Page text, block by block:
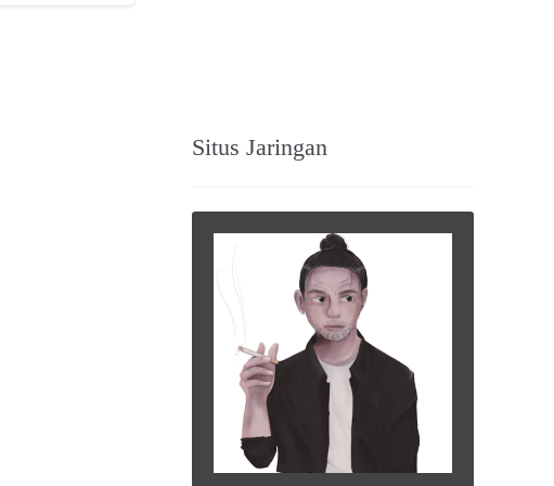
Situs Jaringan